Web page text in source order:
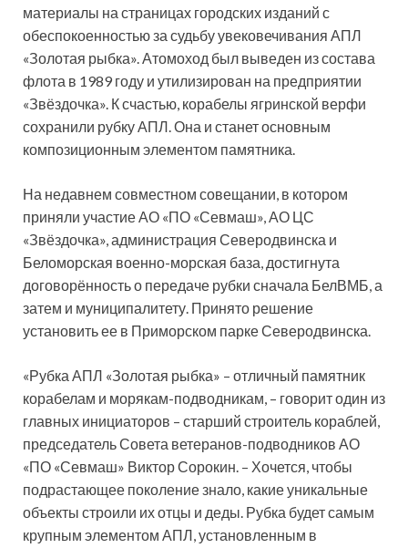
материалы на страницах городских изданий с
обеспокоенностью за судьбу увековечивания АПЛ
«Золотая рыбка». Атомоход был выведен из состава
флота в 1989 году и утилизирован на предприятии
«Звёздочка». К счастью, корабелы ягринской верфи
сохранили рубку АПЛ. Она и станет основным
композиционным элементом памятника.
На недавнем совместном совещании, в котором
приняли участие АО «ПО «Севмаш», АО ЦС
«Звёздочка», администрация Северодвинска и
Беломорская военно-морская база, достигнута
договорённость о передаче рубки сначала БелВМБ, а
затем и муниципалитету. Принято решение
установить ее в Приморском парке Северодвинска.
«Рубка АПЛ «Золотая рыбка» – отличный памятник
корабелам и морякам-подводникам, – говорит один из
главных инициаторов – старший строитель кораблей,
председатель Совета ветеранов-подводников АО
«ПО «Севмаш» Виктор Сорокин. – Хочется, чтобы
подрастающее поколение знало, какие уникальные
объекты строили их отцы и деды. Рубка будет самым
крупным элементом АПЛ, установленным в